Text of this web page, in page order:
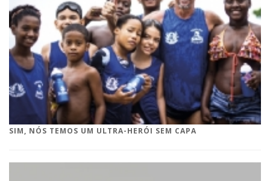
SIM, NÓS TEMOS UM ULTRA-HERÓI SEM CAPA